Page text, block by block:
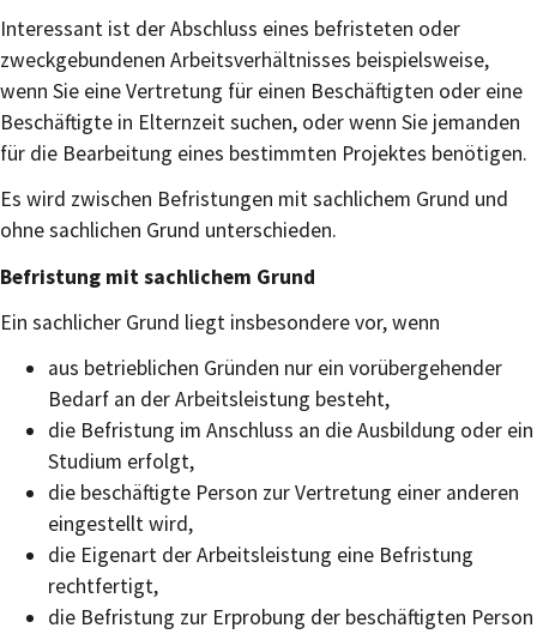
Interessant ist der Abschluss eines befristeten oder
zweckgebundenen Arbeitsverhältnisses beispielsweise,
wenn Sie eine Vertretung für einen Beschäftigten oder eine
Beschäftigte in Elternzeit suchen, oder wenn Sie jemanden
für die Bearbeitung eines bestimmten Projektes benötigen.
Es wird zwischen Befristungen mit sachlichem Grund und
ohne sachlichen Grund unterschieden.
Befristung mit sachlichem Grund
Ein sachlicher Grund liegt insbesondere vor, wenn
aus betrieblichen Gründen nur ein vorübergehender
Bedarf an der Arbeitsleistung besteht,
die Befristung im Anschluss an die Ausbildung oder ein
Studium erfolgt,
die beschäftigte Person zur Vertretung einer anderen
eingestellt wird,
die Eigenart der Arbeitsleistung eine Befristung
rechtfertigt,
die Befristung zur Erprobung der beschäftigten Person